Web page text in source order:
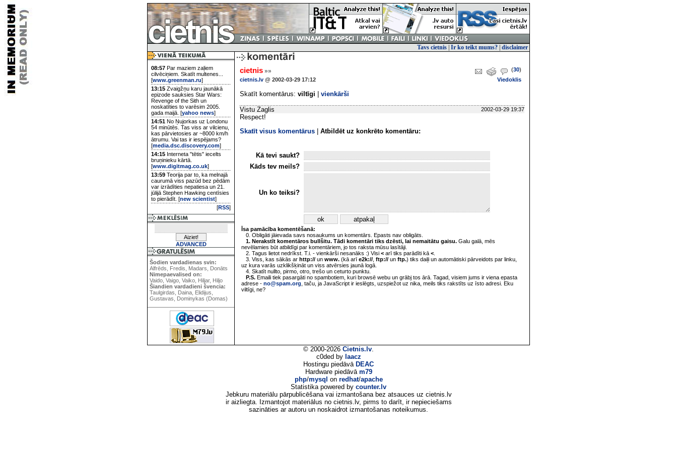
Tavs cietnis Ir ko teikt mums? disclaimer
08:57 Par maziem zaļiem
cilvēciņiem. Skatīt multenes...
[www.greenman.ru]
13:15 Zvaigžņu karu jaunākā
epizode sauksies Star Wars:
Revenge of the Sith un
noskatīties to varēsim 2005.
gada maijā. [yahoo news]
14:51 No Ņujorkas uz Londonu
54 minūtēs. Tas viss ar vilcienu,
kas pārvietosies ar ~8000 km/h
ātrumu. Vai tas ir iespējams?
[media.dsc.discovery.com]
14:15 Interneta "tētis" iecelts
bruņinieku kārtā.
[www.digitmag.co.uk]
13:59 Teorija par to, ka melnajā
caurumā viss pazūd bez pēdām
var izrādīties nepatiesa un 21.
jūlijā Stephen Hawking centīsies
to pierādīt. [new scientist]
[RSS]
ADVANCED
Šodien vardadienas svin:
Alfrēds, Fredis, Madars, Donāts
Nimepaevalised on:
Vaido, Vaigo, Vaiko, Hiljar, Hiljo
Šiandien vardadieni švencia:
Taulgirdas, Daina, Elidijus,
Gustavas, Dominykas (Domas)
cietnis »» (30)
cietnis.lv @ 2002-03-29 17:12 Viedoklis
Skatīt komentārus: viltīgi vienkārši
Vistu Zaglis 2002-03-29 19:37
Respect!
Skatīt visus komentārus
Atbildēt uz konkrēto komentāru:
Kā tevi saukt?
Kāds tev meils?
Un ko teiksi?
Īsa pamācība komentēšanā:
0. Obligāti jāievada savs nosaukums un komentārs. Epasts nav obligāts.
1. Nerakstīt komentāros bullšitu. Tādi komentāri tiks dzēsti, lai nemaitātu gaisu. Galu galā, mēs
nevēlamies būt atbildīgi par komentāriem, jo tos raksta mūsu lasītāji.
2. Tagus lietot nedrīkst. T.i. - vienkārši nesanāks :) Visi < arī tiks parādīti kā <
3. Viss, kas sākās ar http:// un www. (kā arī e2k:// ftp:// un ftp.) tiks daiļi un automātiski pārveidots par linku,
uz kura varās uzklikšķināt un viss atvērsies jaunā logā.
4. Skatīt nullto, pirmo, otro, trešo un ceturto punktu.
P.S. Emaili tiek pasargāti no spambotiem, kuri browsē webu un grābj tos ārā. Tagad, visiem jums ir viena epasta
adrese - no@spam.org , taču, ja JavaScript ir ieslēgts, uzspiežot uz nika, meils tiks rakstīts uz īsto adresi. Eku
viltīgi, ne?
© 2000-2026 Cietnis.lv.
c0ded by laacz
Hostingu piedāvā DEAC
Hardware piedāvā m79
php/mysql on redhat/apache
Statistika powered by counter.lv
Jebkuru materiālu pārpublicēšana vai izmantošana bez atsauces uz cietnis.lv
ir aizliegta. Izmantojot materiālus no cietnis.lv, pirms to darīt, ir nepieciešams
sazināties ar autoru un noskaidrot izmantošanas noteikumus.